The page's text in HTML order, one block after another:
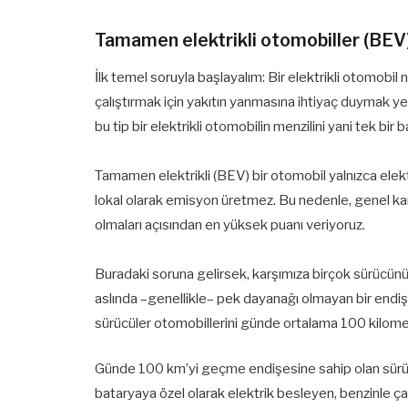
Tamamen elektrikli otomobiller
İlk temel soruyla başlayalım: Bir elektrikli otomobil
çalıştırmak için yakıtın yanmasına ihtiyaç duymak
bu tip bir elektrikli otomobilin menzilini yani tek bir
Tamamen elektrikli (BEV) bir otomobil yalnızca
lokal olarak emisyon üretmez. Bu nedenle, genel
olmaları açısından en yüksek puanı veriyoruz.
Buradaki soruna gelirsek, karşımıza birçok
aslında –genellikle– pek dayanağı olmayan bir
sürücüler otomobillerini günde ortalama 100
Günde 100 km’yi geçme endişesine sahip olan
bataryaya özel olarak elektrik besleyen, benzinle